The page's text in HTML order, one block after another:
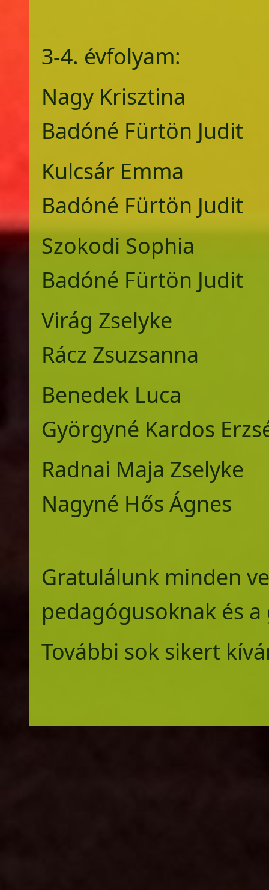
3-4. évfolyam:
Nagy
Badóné Fürtön Judit
Kulcsár
Badóné Fürtön Judit
Szokodi
Badóné Fürtön Judit
Virág
Rácz Zsuzsanna
Benedek
Györgyné Kardos
Radnai Maja
Nagyné Hős Ágnes
Gratulálunk minden
pedagógusoknak és
További sok sikert